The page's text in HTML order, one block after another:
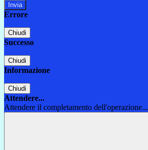
Errore
Chiudi
Successo
Chiudi
Informazione
Chiudi
Attendere...
Attendere il completamento dell'operazione...